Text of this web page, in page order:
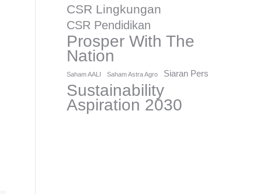
CSR Lingkungan
CSR Pendidikan
Prosper With The
Nation
Saham AALI Saham Astra Agro Siaran Pers
Sustainability
Aspiration 2030